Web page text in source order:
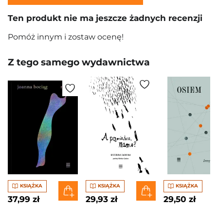
Ten produkt nie ma jeszcze żadnych recenzji
Pomóż innym i zostaw ocenę!
Z tego samego wydawnictwa
KSIĄŻKA
37,99 zł
KSIĄŻKA
29,93 zł
KSIĄŻKA
29,50 zł